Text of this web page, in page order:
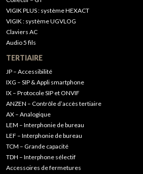
VIGIK PLUS : système HEXACT
VIGIK : système UGVLOG
Claviers AC
Audio 5 fils
TERTIAIRE
JP – Accessibilité
IXG – SIP & Appli smartphone
IX – Protocole SIP et ONVIF
ANZEN – Contrôle d’accès tertiaire
AX – Analogique
LEM – Interphonie de bureau
LEF – Interphonie de bureau
TCM – Grande capacité
TDH – Interphone sélectif
Accessoires de fermetures